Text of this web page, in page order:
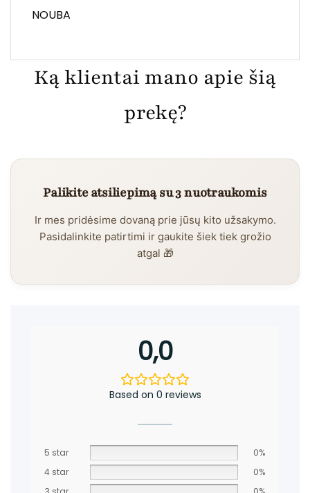
NOUBA
Ką klientai mano apie šią
prekę?
Palikite atsiliepimą su 3 nuotraukomis
Ir mes pridėsime dovaną prie jūsų kito užsakymo.
Pasidalinkite patirtimi ir gaukite šiek tiek grožio
atgal 🎁
0,0
Based on 0 reviews
5 star
0%
4 star
0%